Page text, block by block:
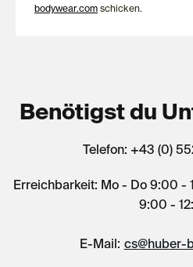
bodywear.com schicken.
Benötigst du
Telefon: +43 (0)
Erreichbarkeit: Mo - Do 9:00 -
9:00 -
E-Mail: cs@huber-